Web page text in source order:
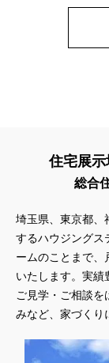
住宅展
総合
埼玉県、東京都、
するハウジングス
ームのことまで、
いたします。実績
ご見学・ご相談
みなど、家づくり